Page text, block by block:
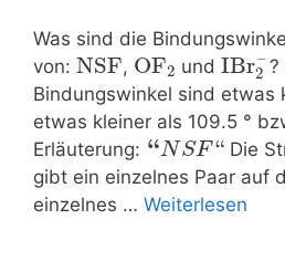
Was sind die
von: NSF, OF2 undIBr–
2 ?
Bindungswinkel sind etwas
etwas kleiner als 109.5 °
Erläuterung: “N SF“Die
gibt ein einzelnes Paar auf
einzelnes … Weiterlesen